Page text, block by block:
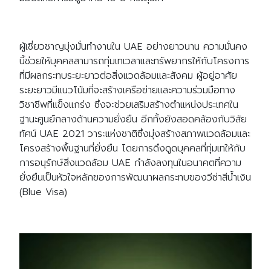
ผู้เชี่ยวชาญมุ่งมั่นทำงานใน UAE อย่างยาวนาน ความมั่นคง
นี้ช่วยให้บุคคลสามารถทุ่มเทเวลาและทรัพยากรให้กับโครงการ
ที่มีผลกระทบระยะยาวต่อสิ่งแวดล้อมและสังคม ผู้อยู่อาศัย
ระยะยาวมีแนวโน้มที่จะสร้างเครือข่ายและความร่วมมือทาง
วิชาชีพที่แข็งแกร่ง ซึ่งจะช่วยเสริมสร้างตำแหน่งประเทศใน
ฐานะศูนย์กลางด้านความยั่งยืน อีกทั้งยังสอดคล้องกับวิสัย
ทัศน์ UAE 2021 วาระแห่งชาติซึ่งมุ่งสร้างสภาพแวดล้อมและ
โครงสร้างพื้นฐานที่ยั่งยืน โดยการดึงดูดบุคคลที่ทุ่มเทให้กับ
การอนุรักษ์สิ่งแวดล้อม UAE กำลังลงทุนในอนาคตที่ความ
ยั่งยืนเป็นหัวใจหลักของการพัฒนาผลกระทบของวีซ่าสีน้ำเงิน
(Blue Visa)